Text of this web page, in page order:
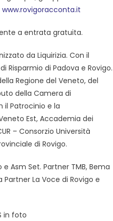
www.rovigoracconta.it
a entrata gratuita.
da Liquirizia. Con il
Risparmio di Padova e Rovigo.
Regione del Veneto, del
della Camera di
il Patrocinio e la
Est, Accademia dei
– Consorzio Università
di Rovigo.
Asm Set. Partner TMB, Bema
La Voce di Rovigo e
in foto